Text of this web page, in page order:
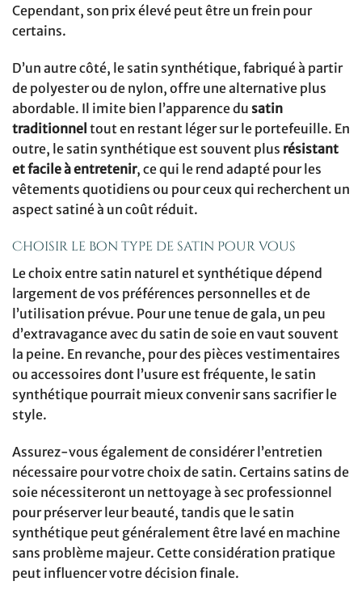
Cependant, son prix élevé peut être un frein pour
certains.
D’un autre côté, le satin synthétique, fabriqué à partir
de polyester ou de nylon, offre une alternative plus
abordable. Il imite bien l’apparence du satin
traditionnel tout en restant léger sur le portefeuille. En
outre, le satin synthétique est souvent plus résistant
et facile à entretenir, ce qui le rend adapté pour les
vêtements quotidiens ou pour ceux qui recherchent un
aspect satiné à un coût réduit.
Choisir le bon type de satin pour vous
Le choix entre satin naturel et synthétique dépend
largement de vos préférences personnelles et de
l’utilisation prévue. Pour une tenue de gala, un peu
d’extravagance avec du satin de soie en vaut souvent
la peine. En revanche, pour des pièces vestimentaires
ou accessoires dont l’usure est fréquente, le satin
synthétique pourrait mieux convenir sans sacrifier le
style.
Assurez-vous également de considérer l’entretien
nécessaire pour votre choix de satin. Certains satins de
soie nécessiteront un nettoyage à sec professionnel
pour préserver leur beauté, tandis que le satin
synthétique peut généralement être lavé en machine
sans problème majeur. Cette considération pratique
peut influencer votre décision finale.